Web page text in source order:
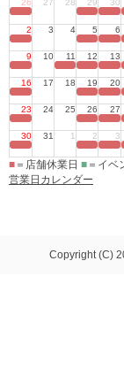
26
27 28 29 30
2 3 4 5 6
9 10 11 12 13
16 17 18 19 20
23 24 25 26 27
30 31 1 2 3
■ ＝店舗休業日 ■ ＝イベ
営業日カレンダー
Copyright (C)